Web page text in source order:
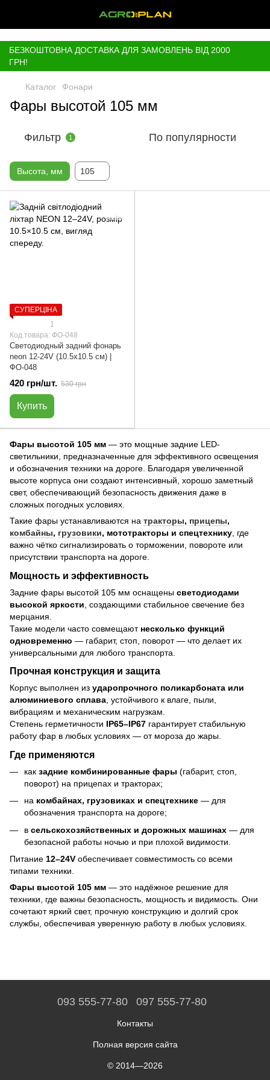
БЕЗКОШТОВНА ДОСТАВКА ДЛЯ ЗАМОВЛЕНЬ ВІД 2000
ГРН!
Каталог Фонари
Фары высотой 105 мм
Фильтр 1 По популярности
Высота, мм 105
СУПЕРЦІНА
1
Код товара: ФО-048
Светодиодный задний фонарь
neon 12-24V (10.5х10.5 см) |
ФО-048
420 грн/шт. 530 грн
Купить
Фары высотой 105 мм — это мощные задние LED-
светильники, предназначенные для эффективного освещения
и обозначения техники на дороге. Благодаря увеличенной
высоте корпуса они создают интенсивный, хорошо заметный
свет, обеспечивающий безопасность движения даже в
сложных погодных условиях.
Такие фары устанавливаются на тракторы, прицепы,
комбайны, грузовики, мототракторы и спецтехнику , где
важно чётко сигнализировать о торможении, повороте или
присутствии транспорта на дороге.
Мощность и эффективность
Задние фары высотой 105 мм оснащены светодиодами
высокой яркости , создающими стабильное свечение без
мерцания.
Такие модели часто совмещают несколько функций
одновременно — габарит, стоп, поворот — что делает их
универсальными для любого транспорта.
Прочная конструкция и защита
Корпус выполнен из ударопрочного поликарбоната или
алюминиевого сплава, устойчивого к влаге, пыли,
вибрациям и механическим нагрузкам.
Степень герметичности IP65–IP67 гарантирует стабильную
работу фар в любых условиях — от мороза до жары.
Где применяются
как задние комбинированные фары (габарит, стоп,
поворот) на прицепах и тракторах;
на комбайнах, грузовиках и спецтехнике — для
обозначения транспорта на дороге;
в сельскохозяйственных и дорожных машинах — для
безопасной работы ночью и при плохой видимости.
Питание 12–24V обеспечивает совместимость со всеми
типами техники.
Фары высотой 105 мм — это надёжное решение для
техники, где важны безопасность, мощность и видимость. Они
сочетают яркий свет, прочную конструкцию и долгий срок
службы, обеспечивая уверенную работу в любых условиях.
093 555-77-80 097 555-77-80
Контакты
Полная версия сайта
© 2014—2026